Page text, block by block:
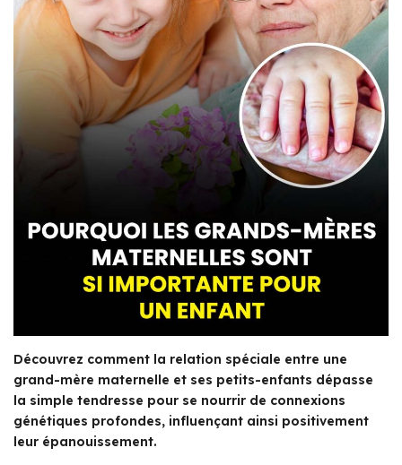
Découvrez comment la relation spéciale entre une
grand-mère maternelle et ses petits-enfants dépasse
la simple tendresse pour se nourrir de connexions
génétiques profondes, influençant ainsi positivement
leur épanouissement.